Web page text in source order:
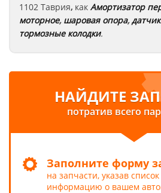
1102 Таврия, как Амортизатор
моторное, шаровая опора,
тормозные колодки.
НАЙДИТЕ
потратив всего
Заполните форму
на запчасти, указав
информацию о вашем